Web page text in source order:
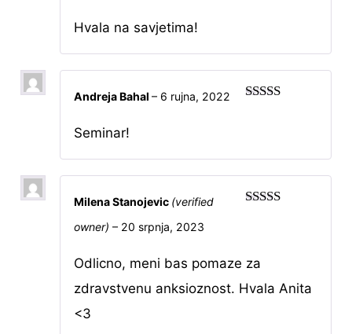
Hvala na savjetima!
Andreja Bahal– 6 rujna, 2022
Seminar!
Milena Stanojevic (verified
owner) – 20 srpnja, 2023
Odlicno, meni bas pomaze za
zdravstvenu anksioznost. Hvala Anita
<3